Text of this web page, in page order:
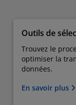
Outils de
Trouvez le
optimiser la
données.
En savoir plus